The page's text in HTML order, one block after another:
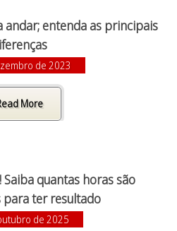
andar; entenda as principais
de 2023
More
quantas horas são
para ter resultado
de 2025